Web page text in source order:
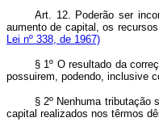
Art. 12. Poderão ser
aumento de capital, os
Lei nº 338, de 1967)
§ 1º O resultado da
possuirem, podendo, inclusive
§ 2º Nenhuma tributação
capital realizados nos têrmos